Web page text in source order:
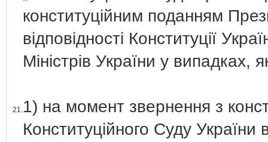
конституційним поданням
відповідності Конституції
Міністрів України у випадках,
21.1) на момент звернення з
Конституційного Суду